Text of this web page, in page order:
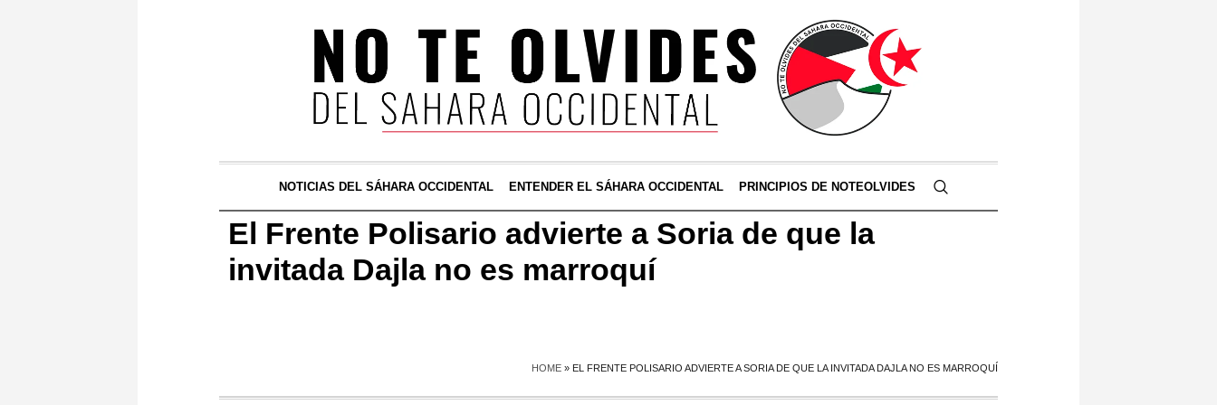
NOTICIAS DEL SÁHARA OCCIDENTAL ENTENDER EL SÁHARA OCCIDENTAL PRINCIPIOS DE NOTEOLVIDES
El Frente Polisario advierte a Soria de que la
invitada Dajla no es marroquí
HOME » EL FRENTE POLISARIO ADVIERTE A SORIA DE QUE LA INVITADA DAJLA NO ES MARROQUÍ